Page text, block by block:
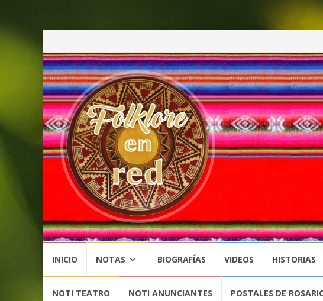
contenido
INICIO NOTAS BIOGRAFÍAS VIDEOS HISTORIAS
NOTI TEATRO NOTI ANUNCIANTES POSTALES DE